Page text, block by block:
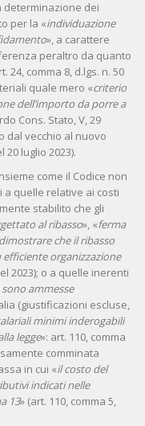
determinazione dei
per la «individuazione
», a carattere
peraltro da quanto
comma 8, d.lgs. n. 50
quale mero «criterio
dell’importo da porre a
Cons. Stato, V, 29
dal vecchio al nuovo
20 luglio 2023).
come il Codice non
quelle relative ai costi
stabilito che gli
al ribasso», «ferma
che il ribasso
organizzazione
2023); o a quelle inerenti
ammesse
(giustificazioni escluse,
minimi inderogabili
legge»: art. 110, comma
comminata
in cui «il costo del
indicati nelle
13» (art. 110, comma 5,